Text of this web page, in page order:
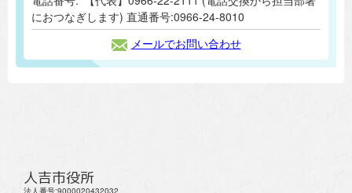
におつなぎします) 直通番号:0966-24-8010
メールでお問い合わせ
人吉市役所
法人番号:9000020432032